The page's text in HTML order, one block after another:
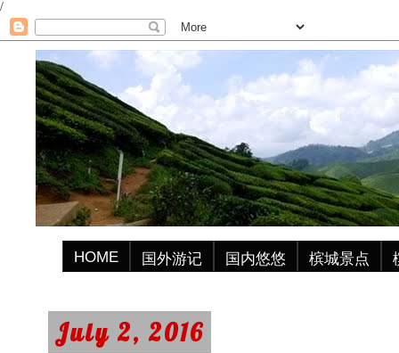
/
HOME 国外游记 国内悠悠 槟城景点
July 2, 2016